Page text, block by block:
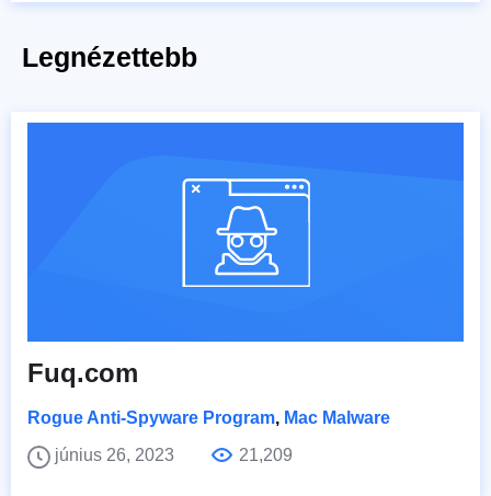
Legnézettebb
Fuq.com
Rogue Anti-Spyware Program, Mac Malware
június 26, 2023
21,209